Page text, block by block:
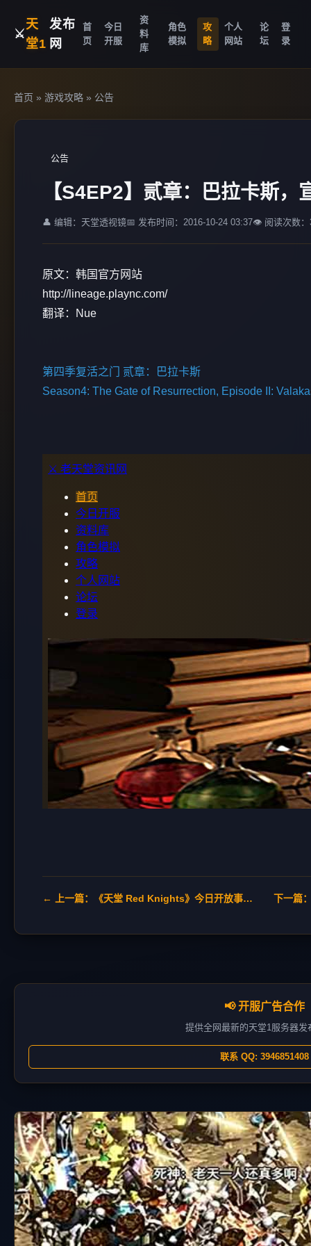
⚔️
天
堂1
发布
网
首
页
今日
开服
资
料
库
角色
模拟
攻
略
个人
网站
论
坛
登
录
首页 » 游戏攻略 » 公告
公告
【S4EP2】贰章：巴拉卡斯，
👤 编辑：天堂透视镜📅 发布时间：2016-10-24 03:37👁️ 阅读次数：
原文：韩国官方网站
http://lineage.plaync.com/
翻译：Nue
第四季复活之门 贰章：巴拉卡斯
Season4: The Gate of Resurrection, Episode II:
← 上一篇：《天堂 Red Knights》今日开放事前登录 27日将於韩国举办大规模发表会
📢 开服广告合作
提供全网最新的天堂1服务器发
联系 QQ: 3946851408